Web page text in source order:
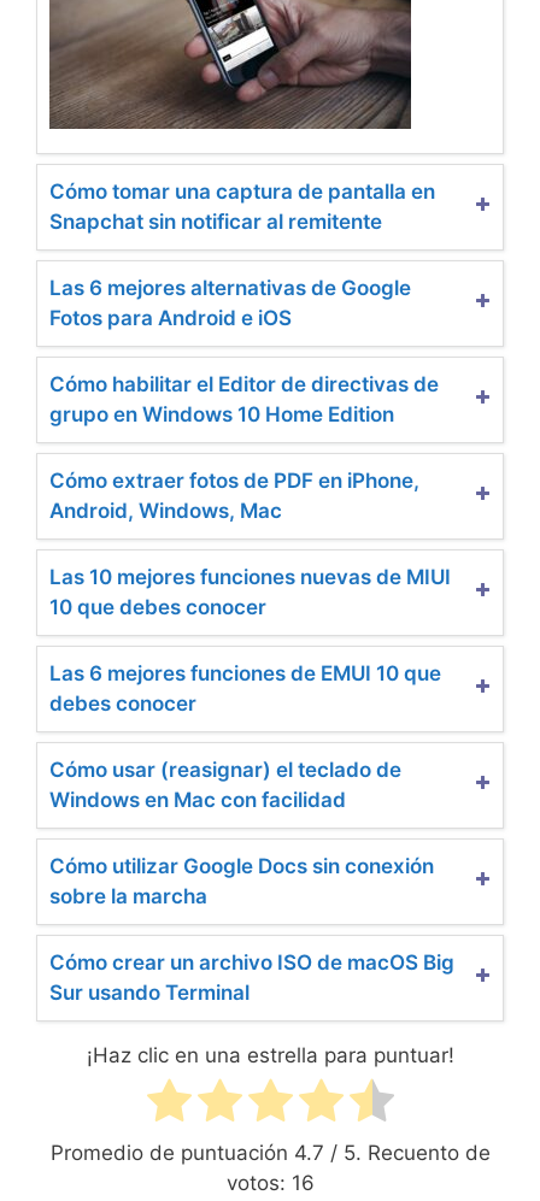
Cómo tomar una captura de pantalla en
Snapchat sin notificar al remitente
Las 6 mejores alternativas de Google
Fotos para Android e iOS
Cómo habilitar el Editor de directivas de
grupo en Windows 10 Home Edition
Cómo extraer fotos de PDF en iPhone,
Android, Windows, Mac
Las 10 mejores funciones nuevas de MIUI
10 que debes conocer
Las 6 mejores funciones de EMUI 10 que
debes conocer
Cómo usar (reasignar) el teclado de
Windows en Mac con facilidad
Cómo utilizar Google Docs sin conexión
sobre la marcha
Cómo crear un archivo ISO de macOS Big
Sur usando Terminal
¡Haz clic en una estrella para puntuar!
Promedio de puntuación 4.7 / 5. Recuento de
votos: 16